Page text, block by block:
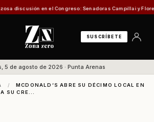
en el Congreso: Senadoras Campillai y Flores se
SUSCRÍBETE
5 de agosto de 2026 · Punta Arenas
/
MCDONALD’S ABRE SU DÉCIMO LOCAL EN
SU CRE...